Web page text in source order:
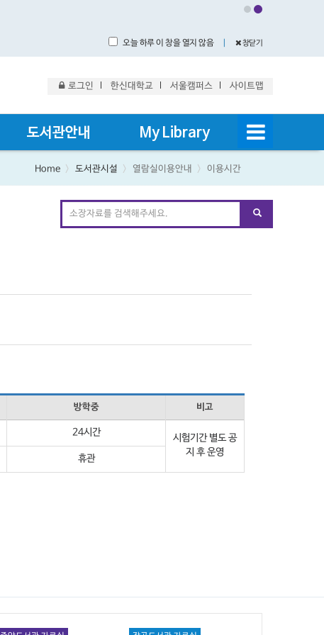
오늘 하루 이 창을 열지 않음 창닫기
로그인 한신대학교 서울캠퍼스 사이트맵
도서관안내 My Library
Home 도서관시설 열람실이용안내 이용시간
방학중 비고
24시간
시험기간 별도 공
지 후 운영
휴관